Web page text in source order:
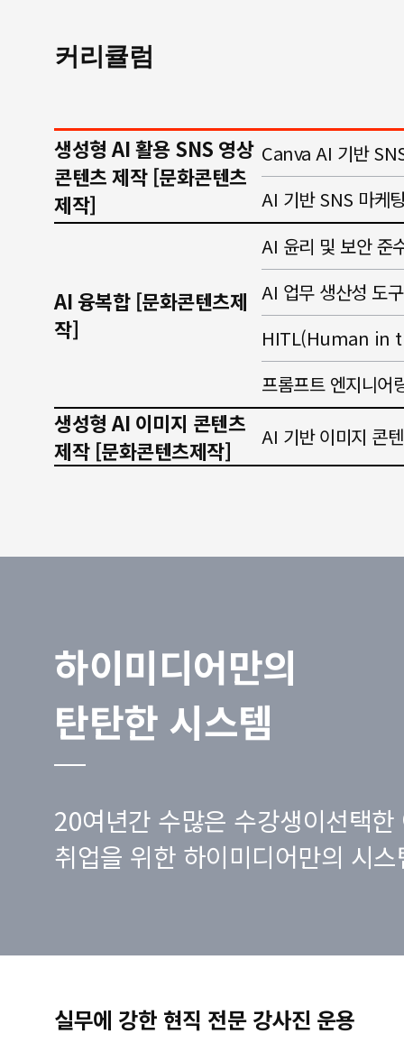
커리큘럼
생성형 AI 활용 SNS 영상
콘텐츠 제작 [문화콘텐츠
제작]
Canva AI 기반
AI 기반 SNS 마케
AI 융복합 [문화콘텐츠제
작]
AI 윤리 및 보안 준
AI 업무 생산성 도
HITL(Human in
프롬프트 엔지니어
생성형 AI 이미지 콘텐츠
제작 [문화콘텐츠제작]
AI 기반 이미지 콘
하이미디어만의
탄탄한 시스템
20여년간 수많은 수강생이선택한
취업을 위한 하이미디어만의 시
실무에 강한 현직 전문 강사진 운용